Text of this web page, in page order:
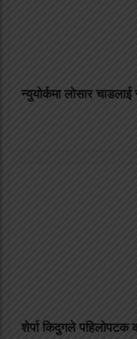
न्युयोर्कमा लोसार चाडलाई
शेर्पा किदुगले पहिलोपटक